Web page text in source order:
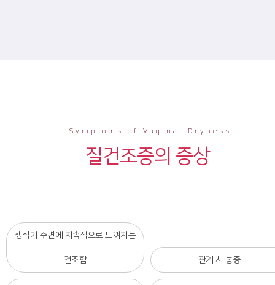
Symptoms of Vaginal Dryness
질건조증의 증상
생식기 주변에 지속적으로 느껴지는
건조함 관계 시 통증